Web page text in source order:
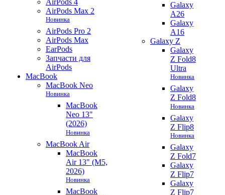
AirPods Max 2
Новинка
AirPods Pro 2
AirPods Max
EarPods
Запчасти для
AirPods
MacBook
MacBook Neo
Новинка
MacBook
Neo 13"
(2026)
Новинка
MacBook Air
MacBook
Air 13" (M5,
2026)
Новинка
MacBook
Galaxy
A26
Galaxy
A16
Galaxy Z
Galaxy
Z Fold8
Ultra
Новинка
Galaxy
Z Fold8
Новинка
Galaxy
Z Flip8
Новинка
Galaxy
Z Fold7
Galaxy
Z Flip7
Galaxy
Z Flip7